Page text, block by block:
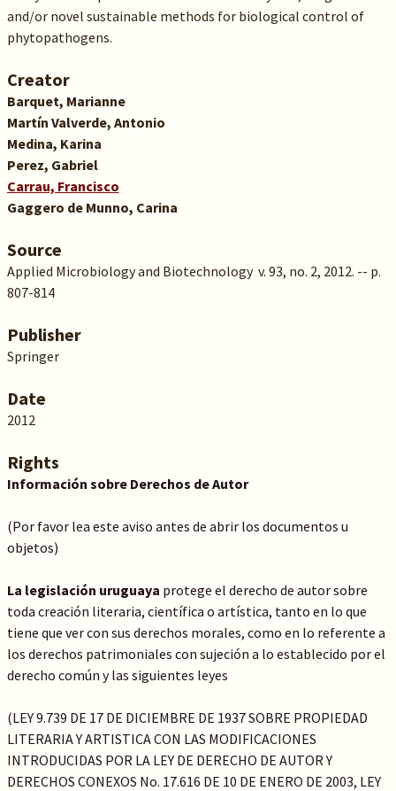
and/or novel sustainable methods for biological control of
phytopathogens.
Creator
Barquet, Marianne
Martín Valverde, Antonio
Medina, Karina
Perez, Gabriel
Carrau, Francisco
Gaggero de Munno, Carina
Source
Applied Microbiology and Biotechnology v. 93, no. 2, 2012. -- p.
807-814
Publisher
Springer
Date
2012
Rights
Información sobre Derechos de Autor
(Por favor lea este aviso antes de abrir los documentos u
objetos)
La legislación uruguaya protege el derecho de autor sobre
toda creación literaria, científica o artística, tanto en lo que
tiene que ver con sus derechos morales, como en lo referente a
los derechos patrimoniales con sujeción a lo establecido por el
derecho común y las siguientes leyes
(LEY 9.739 DE 17 DE DICIEMBRE DE 1937 SOBRE PROPIEDAD
LITERARIA Y ARTISTICA CON LAS MODIFICACIONES
INTRODUCIDAS POR LA LEY DE DERECHO DE AUTOR Y
DERECHOS CONEXOS No. 17.616 DE 10 DE ENERO DE 2003, LEY